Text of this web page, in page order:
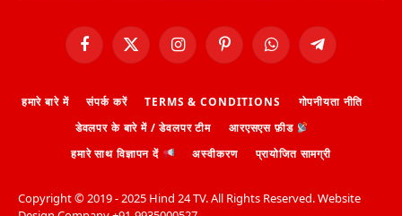
FacebookX
(Twitter)
InstagramPinterestWhatsAppTelegram
हमारे बारे में संपर्क करें TERMS & CONDITIONS
गोपनीयता नीति
डेवलपर के बारे में / डेवलपर टीम
आरएसएस फ़ीड
हमारे साथ विज्ञापन दें
अस्वीकरण प्रायोजित सामग्री
Copyright ©️ 2019 - 2025 Hind 24 TV. All Rights Reserved. Website